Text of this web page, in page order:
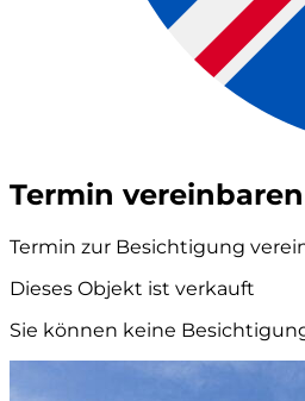
Termin vereinbaren
Termin zur Besichtigung
Dieses Objekt ist verkauft
Sie können keine